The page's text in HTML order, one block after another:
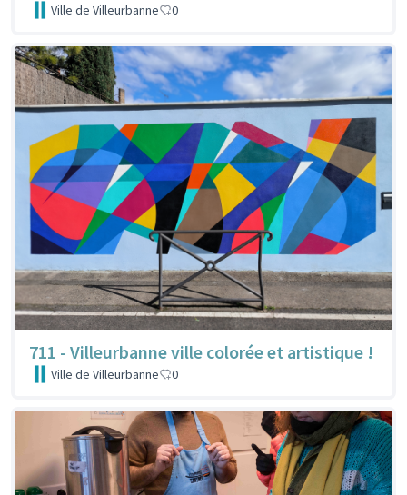
Ville de Villeurbanne 0
711 - Villeurbanne ville colorée et artistique !
Ville de Villeurbanne 0